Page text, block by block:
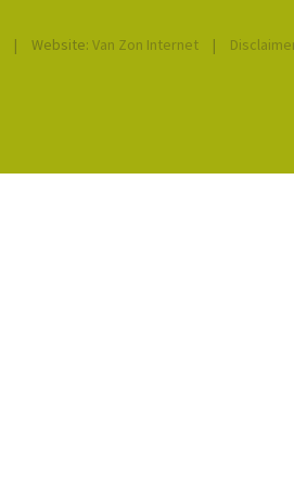
| Website: Van Zon Internet |